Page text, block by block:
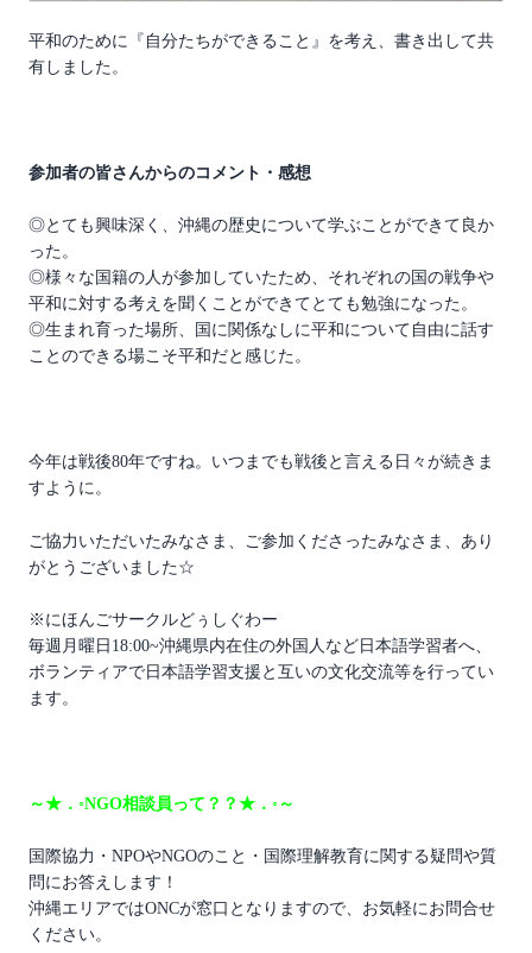
平和のために『自分たちができること』を考え、書き出して共
有しました。
参加者の皆さんからのコメント・感想
◎とても興味深く、沖縄の歴史について学ぶことができて良か
った。
◎様々な国籍の人が参加していたため、それぞれの国の戦争や
平和に対する考えを聞くことができてとても勉強になった。
◎生まれ育った場所、国に関係なしに平和について自由に話す
ことのできる場こそ平和だと感じた。
今年は戦後80年ですね。いつまでも戦後と言える日々が続きま
すように。
ご協力いただいたみなさま、ご参加くださったみなさま、あり
がとうございました☆
※にほんごサークルどぅしぐわー
毎週月曜日18:00~沖縄県内在住の外国人など日本語学習者へ、
ボランティアで日本語学習支援と互いの文化交流等を行ってい
ます。
～★．◦NGO相談員って？？★．◦～
国際協力・NPOやNGOのこと・国際理解教育に関する疑問や質
問にお答えします！
沖縄エリアではONCが窓口となりますので、お気軽にお問合せ
ください。